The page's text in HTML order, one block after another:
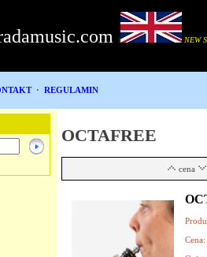
i NEW
· REGULAMIN
OCTAFREE
cena
Cena: